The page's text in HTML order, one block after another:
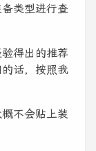
类型进行查
得出的推荐
话，按照我
不会贴上装